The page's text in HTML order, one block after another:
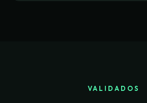
VALIDADOS